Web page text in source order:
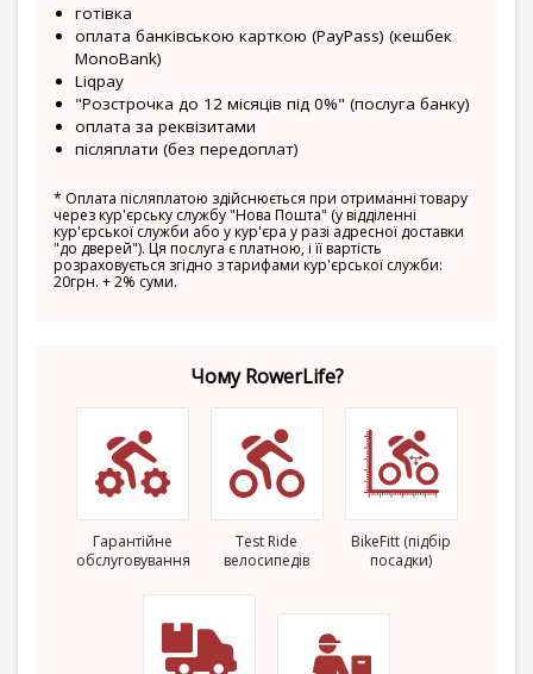
готівка
оплата банківською карткою (PayPass) (кешбек
MonoBank)
Liqpay
"Розстрочка до 12 місяців під 0%" (послуга банку)
оплата за реквізитами
післяплати (без передоплат)
* Оплата післяплатою здійснюється при отриманні товару
через кур'єрську службу "Нова Пошта" (у відділенні
кур'єрської служби або у кур'єра у разі адресної доставки
"до дверей"). Ця послуга є платною, і її вартість
розраховується згідно з тарифами кур'єрської служби:
20грн. + 2% суми.
Чому RowerLife?
Гарантійне
обслуговування
Test Ride
велосипедів
BikeFitt (підбір
посадки)